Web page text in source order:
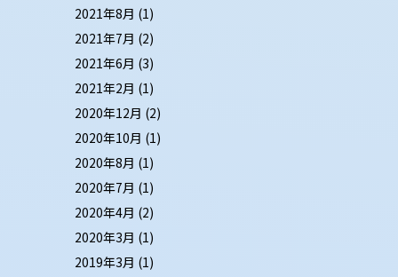
2021年8月 (1)
2021年7月 (2)
2021年6月 (3)
2021年2月 (1)
2020年12月 (2)
2020年10月 (1)
2020年8月 (1)
2020年7月 (1)
2020年4月 (2)
2020年3月 (1)
2019年3月 (1)